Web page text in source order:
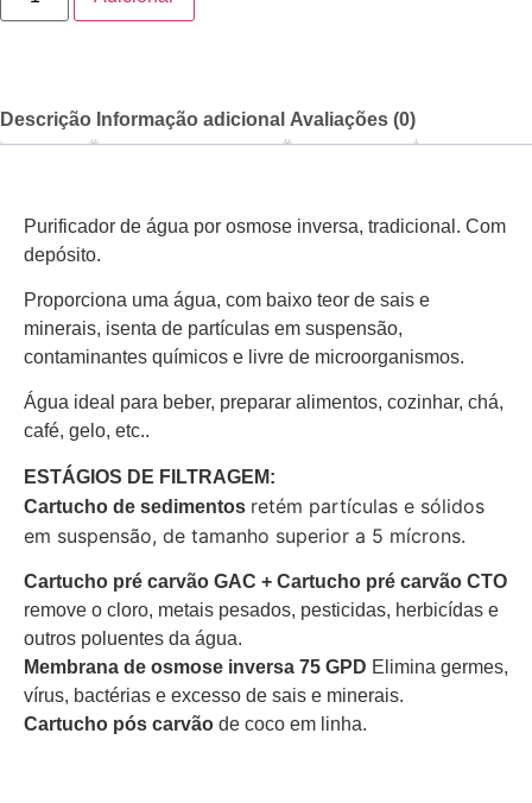
Descrição Informação adicional Avaliações (0)
Purificador de água por osmose inversa, tradicional. Com
depósito.
Proporciona uma água, com baixo teor de sais e
minerais, isenta de partículas em suspensão,
contaminantes químicos e livre de microorganismos.
Água ideal para beber, preparar alimentos, cozinhar, chá,
café, gelo, etc..
ESTÁGIOS DE FILTRAGEM:
Cartucho de sedimentos retém partículas e sólidos
em suspensão, de tamanho superior a 5 mícrons.
Cartucho pré carvão GAC + Cartucho pré carvão CTO
remove o cloro, metais pesados, pesticidas, herbicídas e
outros poluentes da água.
Membrana de osmose inversa 75 GPD Elimina germes,
vírus, bactérias e excesso de sais e minerais.
Cartucho pós carvão de coco em linha.